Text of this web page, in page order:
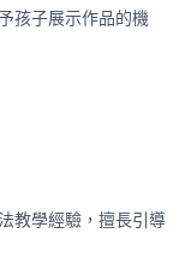
孩子展示作品的機
教學經驗，擅長引導